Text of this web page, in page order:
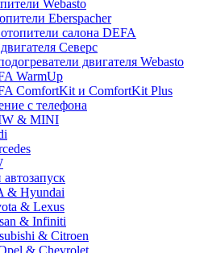
Webasto
Eberspacher
салона DEFA
Северс
двигателя Webasto
WarmUp
ComfortKit и ComfortKit Plus
с телефона
& MINI
& Hyundai
& Lexus
& Infiniti
& Citroen
& Chevrolet